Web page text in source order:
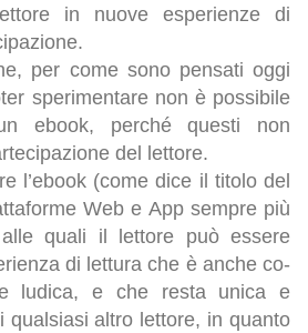
in nuove esperienze di
per come sono pensati oggi
sperimentare non è possibile
ebook, perché questi non
del lettore.
l’ebook (come dice il titolo del
Web e App sempre più
quali il lettore può essere
di lettura che è anche co-
ludica, e che resta unica e
qualsiasi altro lettore, in quanto